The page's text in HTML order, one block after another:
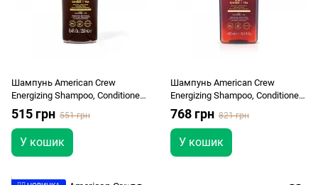
Шампунь American Crew
Energizing Shampoo, Conditioner
and Body wash Ginger Tea 250мл
515 грн 551 грн
У кошик
Шампунь American Crew
Energizing Shampoo, Conditioner
and Body wash Ginger Tea 450мл
768 грн 821 грн
У кошик